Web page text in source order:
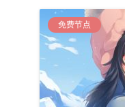
免费节点